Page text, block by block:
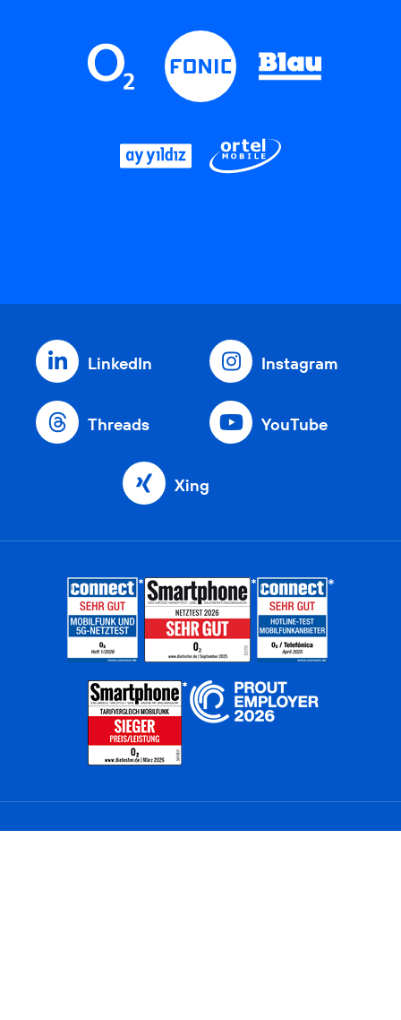
LinkedIn Instagram
Threads YouTube
Xing